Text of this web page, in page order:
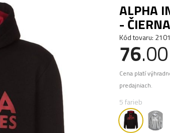
ALPHA
-
Kód tovaru:
76
Cena platí
predajniach.
5 farieb